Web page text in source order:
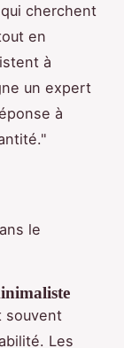
cherchent
en
à
un expert
à
le
souvent
Les